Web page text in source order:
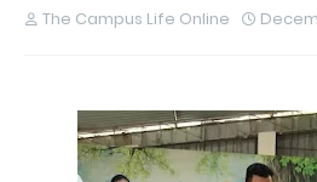
The Campus Life Online